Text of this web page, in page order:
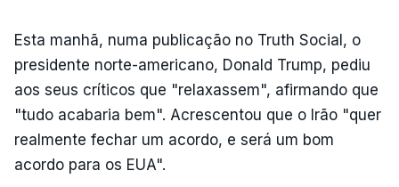
Esta manhã, numa publicação no Truth Social, o
presidente norte-americano, Donald Trump, pediu
aos seus críticos que "relaxassem", afirmando que
"tudo acabaria bem". Acrescentou que o Irão "quer
realmente fechar um acordo, e será um bom
acordo para os EUA".